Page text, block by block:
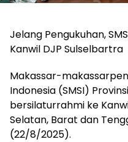
Jelang Pengukuhan,
Kanwil DJP Sulselbartra
Makassar-
Indonesia (SMSI)
bersilaturrahmi ke
Selatan, Barat dan
(22/8/2025).